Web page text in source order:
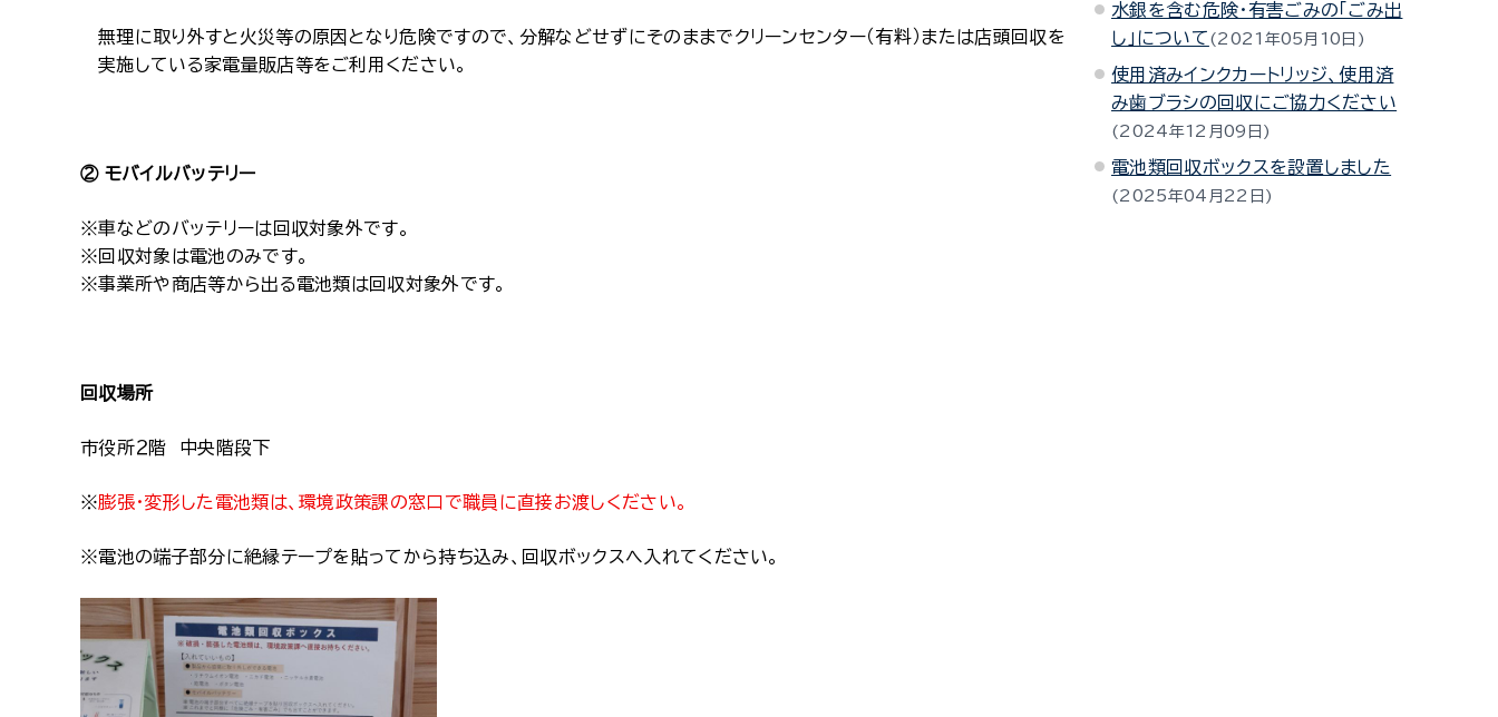
無理に取り外すと火災等の原因となり危険ですので、分解などせずにそのままでクリーンセンター（有料）または店頭回収を
実施している家電量販店等をご利用ください。
② モバイルバッテリー
※車などのバッテリーは回収対象外です。
※回収対象は電池のみです。
※事業所や商店等から出る電池類は回収対象外です。
回収場所
市役所２階 中央階段下
※膨張・変形した電池類は、環境政策課の窓口で職員に直接お渡しください。
※電池の端子部分に絶縁テープを貼ってから持ち込み、回収ボックスへ入れてください。
水銀を含む危険･有害ごみの「ごみ出
し」について
2021年05月10日
使用済みインクカートリッジ、使用済
み歯ブラシの回収にご協力ください
2024年12月09日
電池類回収ボックスを設置しました
2025年04月22日